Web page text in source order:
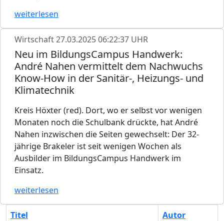
weiterlesen
Wirtschaft27.03.2025 06:22:37 UHR
Neu im BildungsCampus Handwerk:
André Nahen vermittelt dem Nachwuchs
Know-How in der Sanitär-, Heizungs- und
Klimatechnik
Kreis Höxter (red). Dort, wo er selbst vor wenigen
Monaten noch die Schulbank drückte, hat André
Nahen inzwischen die Seiten gewechselt: Der 32-
jährige Brakeler ist seit wenigen Wochen als
Ausbilder im BildungsCampus Handwerk im
Einsatz.
weiterlesen
Titel
Autor